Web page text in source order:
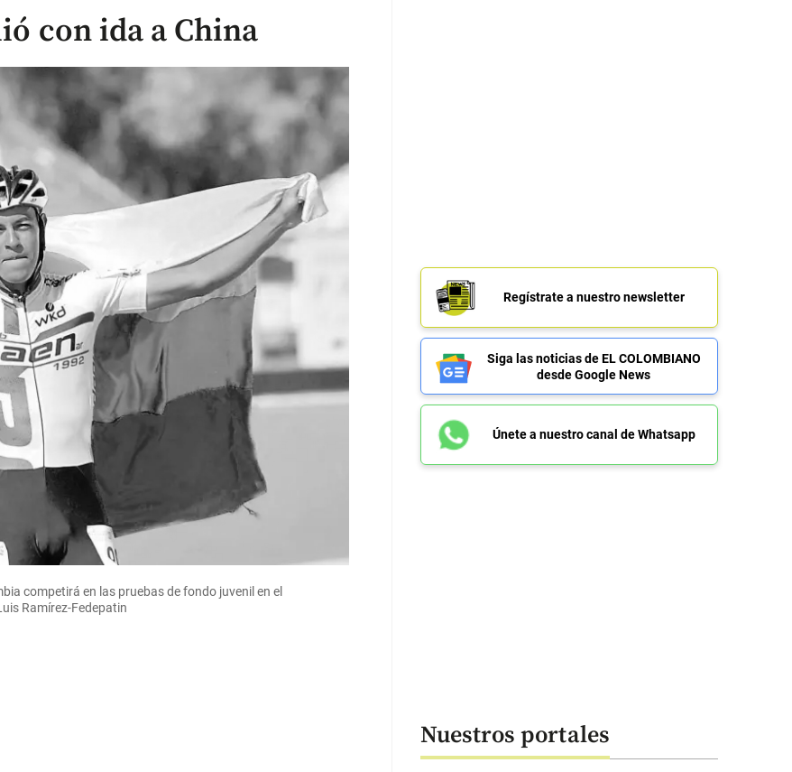
con ida a China
competirá en las pruebas de fondo juvenil en el
Ramírez-Fedepatin
Regístrate a nuestro newsletter
Siga las noticias de EL COLOMBIANO
desde Google News
Únete a nuestro canal de Whatsapp
Nuestros portales